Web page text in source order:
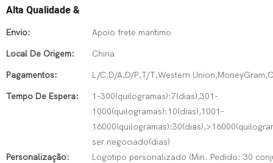
Alta Qualidade &
Envio: Apoio frete marítimo
Local De Origem: China
Pagamentos: L/C,D/A,D/P,T/T,Western
Tempo De Espera:
1-300(quilogramas):7(dias),301-
1000(quilogramas):10(dias),1001-
ser negociado(dias)
Personalização:
Logotipo personalizado (Min. Pedido: 30